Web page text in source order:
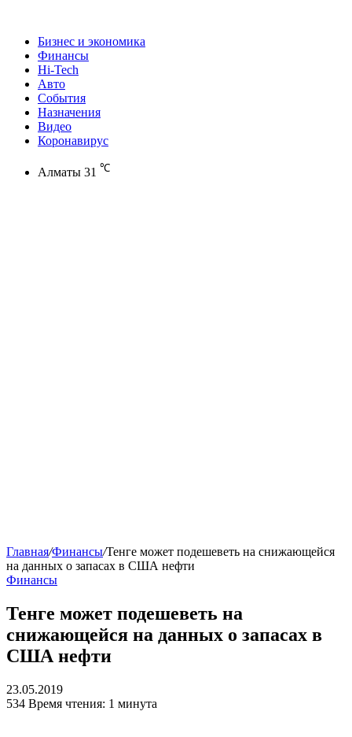
Бизнес и экономика
Финансы
Hi-Tech
Авто
События
Назначения
Видео
Коронавирус
Алматы 31 ℃
Главная/Финансы/Тенге может подешеветь на снижающейся
на данных о запасах в США нефти
Финансы
Тенге может подешеветь на
снижающейся на данных о запасах в
США нефти
23.05.2019
534 Время чтения: 1 минута